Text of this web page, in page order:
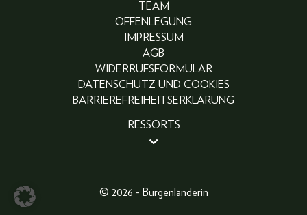
TEAM
OFFENLEGUNG
IMPRESSUM
AGB
WIDERRUFSFORMULAR
DATENSCHUTZ UND COOKIES
BARRIEREFREIHEITSERKLÄRUNG
RESSORTS
FASHION
© 2026 - Burgenländerin